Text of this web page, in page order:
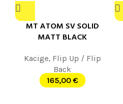
MT ATOM SV SOLID
MATT BLACK
Kacige, Flip Up / Flip
Back
165,00 €